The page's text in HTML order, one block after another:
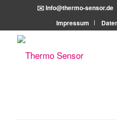
✉️ Info@thermo-sensor.de
Impressum